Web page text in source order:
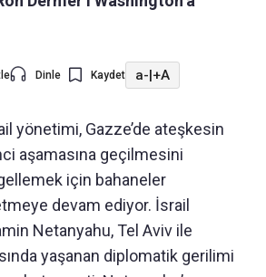
Dinle Kaydet a-|+A
yönetimi, Gazze’de ateşkesin
aşamasına geçilmesini
için bahaneler
devam ediyor. İsrail
Netanyahu, Tel Aviv ile
yaşanan diplomatik gerilimi